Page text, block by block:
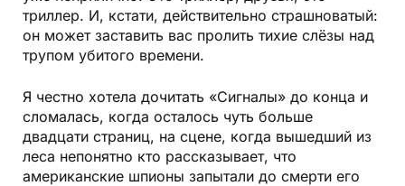
триллер. И, кстати, действительно страшноватый:
он может заставить вас пролить тихие слёзы над
трупом убитого времени.
Я честно хотела дочитать «Сигналы» до конца и
сломалась, когда осталось чуть больше
двадцати страниц, на сцене, когда вышедший из
леса непонятно кто рассказывает, что
американские шпионы запытали до смерти его